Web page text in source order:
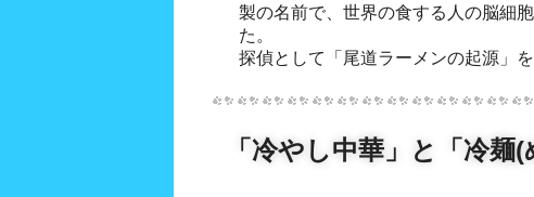
製の名前で、世界の食する人の脳細
た。
探偵として「尾道ラーメンの起源」
「冷やし中華」と「冷